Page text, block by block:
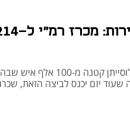
היזמים חוששים מהצפת דירות:
העיר לוד מובילה בקטגוריית ערים שאוכלוסייתן
שעוד יזם יכנס לביצה הזאת,